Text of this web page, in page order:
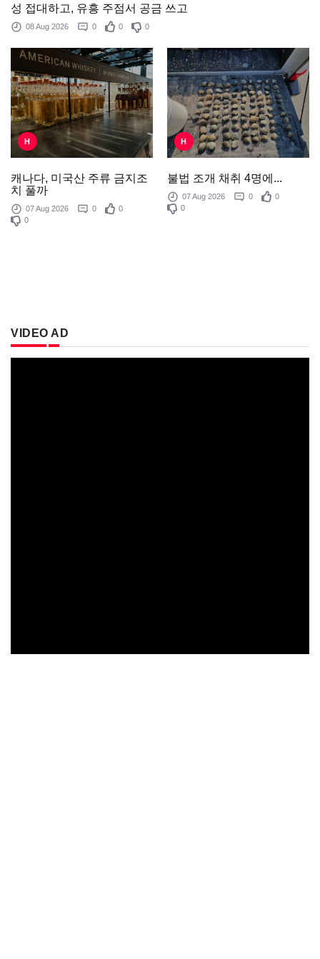
성 접대하고, 유흥 주점서 공금 쓰고
08 Aug 2026 0 0 0
H
캐나다, 미국산 주류 금지조
치 풀까
07 Aug 2026 0
0
0
H
불법 조개 채취 4명에...
07 Aug 2026 0
0
0
VIDEO AD